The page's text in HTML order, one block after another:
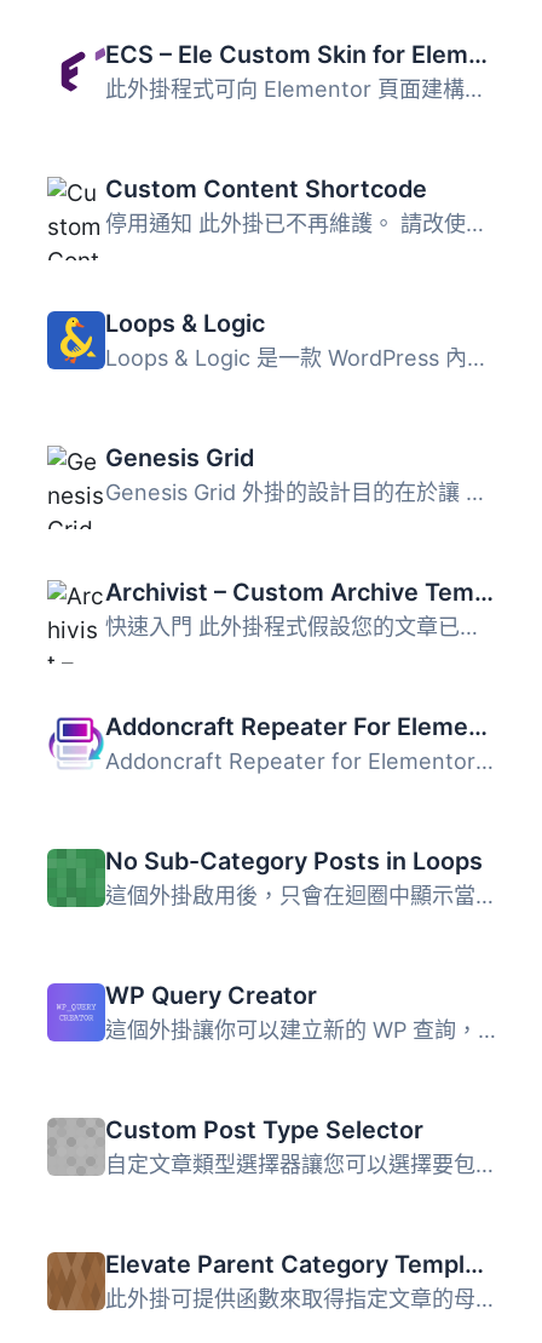
ECS – Ele Custom Skin for Elementor
此外掛程式可向 Elementor 頁面建構器的文章和文章總覽 widge...
Custom Content Shortcode
停用通知 此外掛已不再維護。 請改使用下一代範本系統：Loop...
Loops & Logic
Loops & Logic 是一款 WordPress 內容顯示控制外掛，讓你...
Genesis Grid
Genesis Grid 外掛的設計目的在於讓 Genesis 主題的使用者可...
Archivist – Custom Archive Templates
快速入門 此外掛程式假設您的文章已經有良好的分類。 使用快...
Addoncraft Repeater For Elementor ACF
Addoncraft Repeater for Elementor ACF 讓您能輕鬆在 Elemen...
No Sub-Category Posts in Loops
這個外掛啟用後，只會在迴圈中顯示當前分類的文章（不會顯示...
WP Query Creator
這個外掛讓你可以建立新的 WP 查詢，並在頁面上使用簡碼進行...
Custom Post Type Selector
自定文章類型選擇器讓您可以選擇要包括在博客的主迴圈中的文...
Elevate Parent Category Template
此外掛可提供函數來取得指定文章的母類別（父類別）資訊，若...